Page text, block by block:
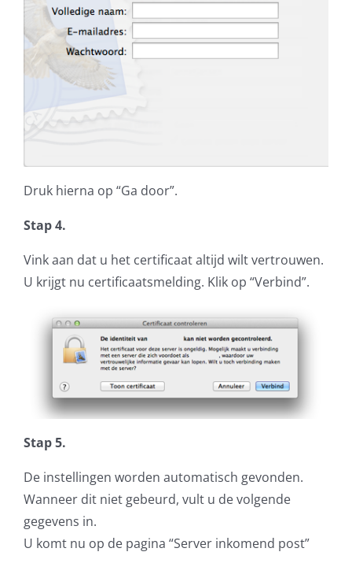
Druk hierna op “Ga door”.
Stap 4.
Vink aan dat u het certificaat altijd wilt vertrouwen.
U krijgt nu certificaatsmelding. Klik op “Verbind”.
Stap 5.
De instellingen worden automatisch gevonden.
Wanneer dit niet gebeurd, vult u de volgende
gegevens in.
U komt nu op de pagina “Server inkomend post”